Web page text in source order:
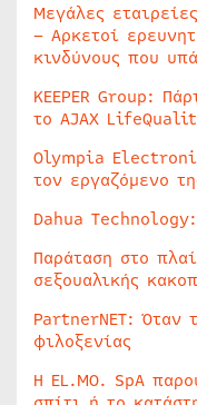
Μεγάλες
– Αρκετοί
κινδύνους που
KEEPER Group:
το AJAX
Olympia
τον εργαζόμενο
Dahua
Παράταση στο
σεξουαλικής
PartnerNET: Όταν
φιλοξενίας
Η EL.MO. SpA